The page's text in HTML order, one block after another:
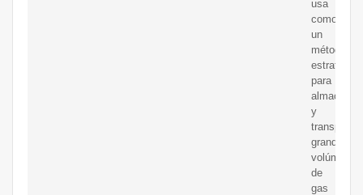
usa
como
un
método
estratégico
para
almacenar
y
transportar
grandes
volúmenes
de
gas